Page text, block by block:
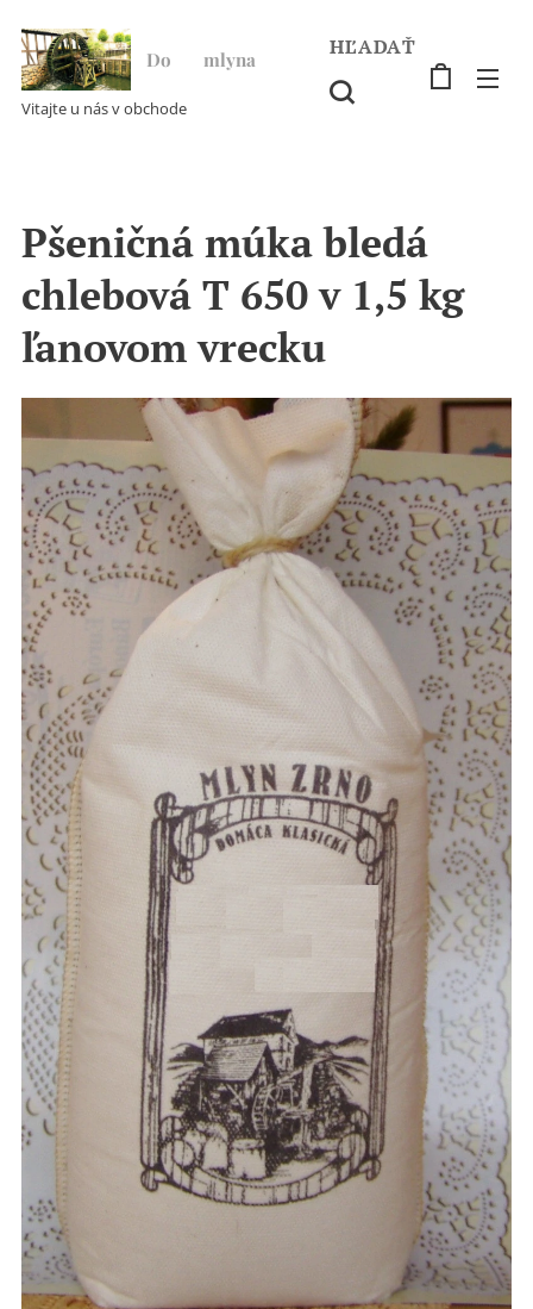
Do ♥ mlyna
Vitajte u nás v obchode
HĽADAŤ
Pšeničná múka bledá
chlebová T 650 v 1,5 kg
ľanovom vrecku